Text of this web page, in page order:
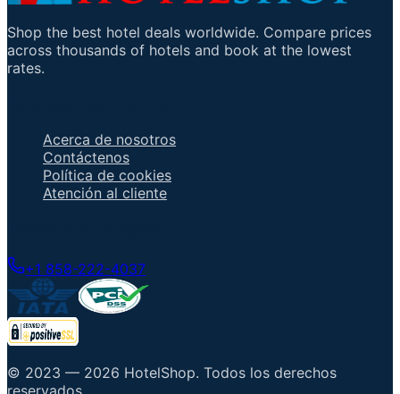
Shop the best hotel deals worldwide. Compare prices
across thousands of hotels and book at the lowest
rates.
Acerca de nosotros
Contáctenos
Política de cookies
Atención al cliente
+1 858-222-4037
© 2023 — 2026 HotelShop. Todos los derechos
reservados